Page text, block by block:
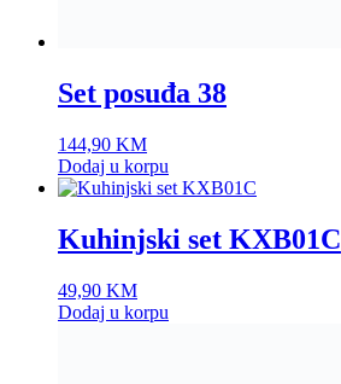
Set posuđa 38
144,90 KM
Dodaj u korpu
Kuhinjski set KXB01C
49,90 KM
Dodaj u korpu